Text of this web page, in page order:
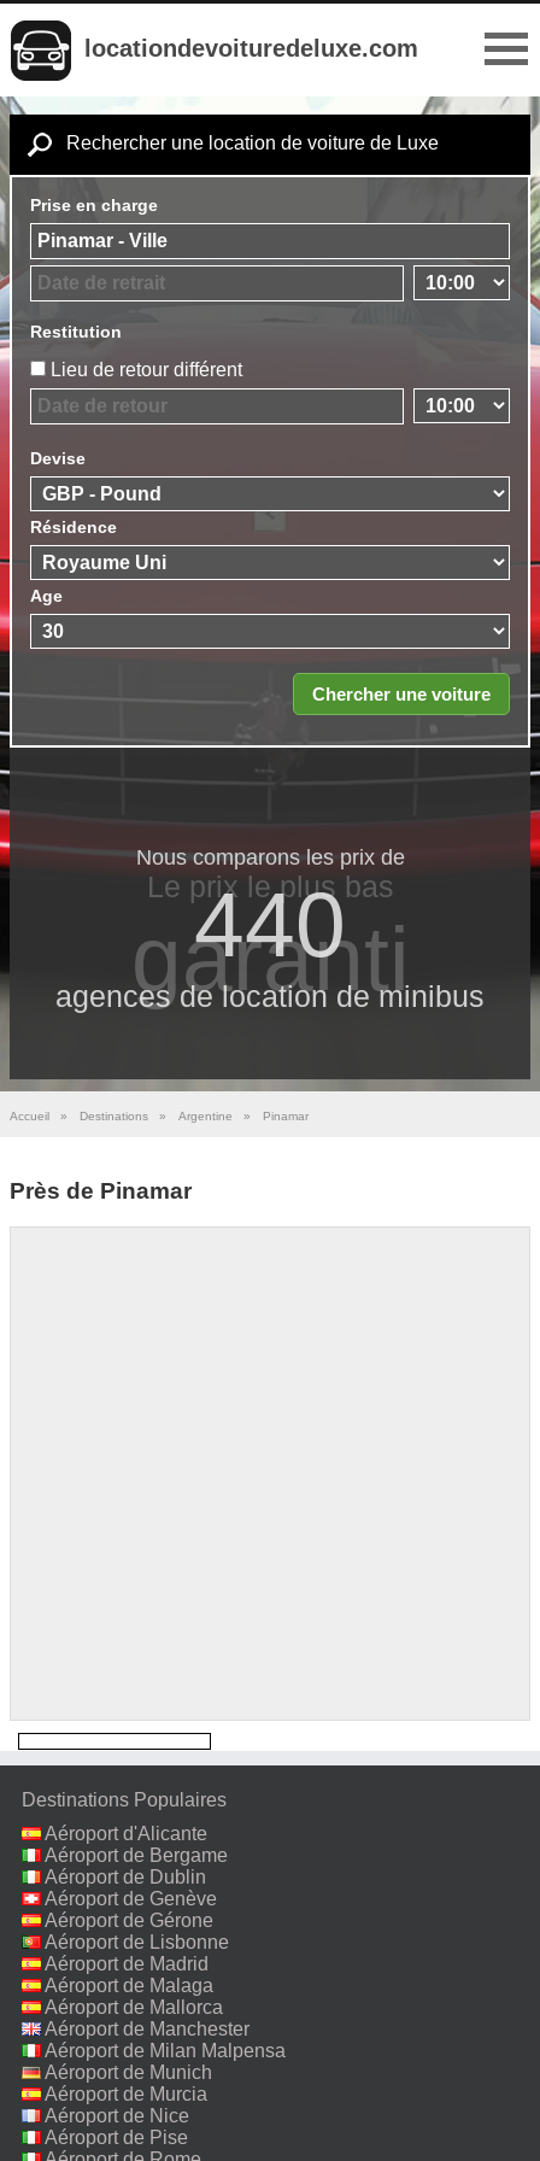
locationdevoituredeluxe.com
Rechercher une location de voiture de Luxe
Prise en charge
Restitution
Lieu de retour différent
Devise
Résidence
Age
Nous comparons les prix de
440
agences de location de minibus
Le prix le​ plus bas
garanti
Accueil » Destinations » Argentine » Pinamar
Près de Pinamar
Destinations Populaires
Aéroport d'Alicante
Aéroport de Bergame
Aéroport de Dublin
Aéroport de Genève
Aéroport de Gérone
Aéroport de Lisbonne
Aéroport de Madrid
Aéroport de Malaga
Aéroport de Mallorca
Aéroport de Manchester
Aéroport de Milan Malpensa
Aéroport de Munich
Aéroport de Murcia
Aéroport de Nice
Aéroport de Pise